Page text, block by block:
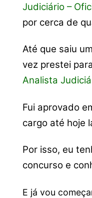
Judiciário –
por cerca de
Até que saiu
vez prestei para
Analista
Fui aprovado
cargo até hoje
Por isso, eu
concurso e
E já vou